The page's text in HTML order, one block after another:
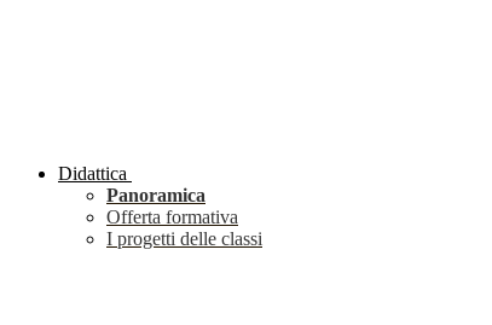
Didattica
Panoramica
Offerta formativa
I progetti delle classi